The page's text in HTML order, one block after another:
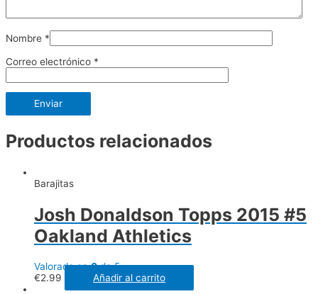
Nombre *
Correo electrónico *
Productos relacionados
Barajitas
Josh Donaldson Topps 2015 #5
Oakland Athletics
Valorado en0de 5
€2.99
Añadir al carrito